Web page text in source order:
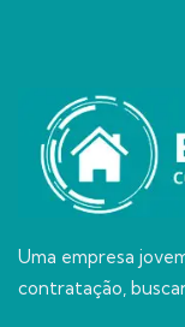
Uma empresa
contratação,